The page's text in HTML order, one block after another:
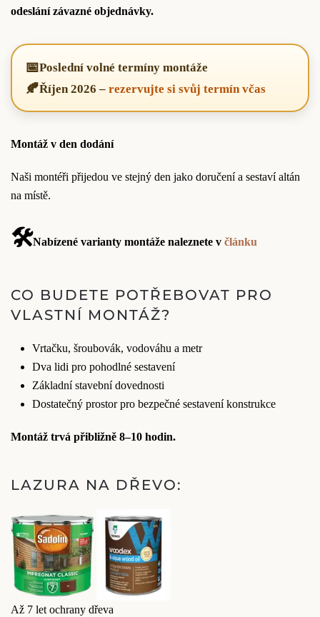
odeslání závazné objednávky.
📅Poslední volné termíny montáže
🍂Říjen 2026 – rezervujte si svůj termín včas
Montáž v den dodání
Naši montéři přijedou ve stejný den jako doručení a sestaví altán
na místě.
🛠️Nabízené varianty montáže naleznete v článku
CO BUDETE POTŘEBOVAT PRO
VLASTNÍ MONTÁŽ?
Vrtačku, šroubovák, vodováhu a metr
Dva lidi pro pohodlné sestavení
Základní stavební dovednosti
Dostatečný prostor pro bezpečné sestavení konstrukce
Montáž trvá přibližně 8–10 hodin.
LAZURA NA DŘEVO:
Až 7 let ochrany dřeva